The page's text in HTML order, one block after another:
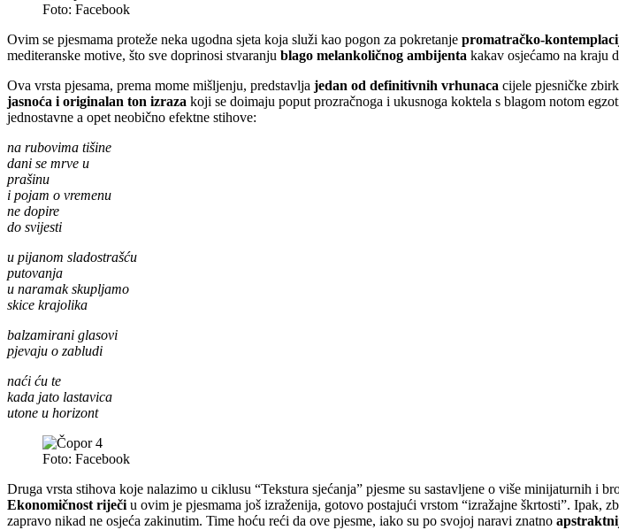
Foto: Facebook
Ovim se pjesmama proteže neka ugodna sjeta koja služi kao pogon za pokretanje promatračko-
mediteranske motive, što sve doprinosi stvaranju blago melankoličnog ambijenta kakav osjećamo na kraju
Ova vrsta pjesama, prema mome mišljenju, predstavlja jedan od definitivnih vrhunaca cijele pjesničke
jasnoća i originalan ton izraza koji se doimaju poput prozračnoga i ukusnoga koktela s blagom notom
jednostavne a opet neobično efektne stihove:
na rubovima tišine
dani se mrve u
prašinu
i pojam o vremenu
ne dopire
do svijesti
u pijanom sladostrašću
putovanja
u naramak skupljamo
skice krajolika
balzamirani glasovi
pjevaju o zabludi
naći ću te
kada jato lastavica
utone u horizont
Foto: Facebook
Druga vrsta stihova koje nalazimo u ciklusu “Tekstura sjećanja” pjesme su sastavljene o više minijaturnih i
Ekonomičnost riječi u ovim je pjesmama još izraženija, gotovo postajući vrstom “izražajne škrtosti”. Ipak,
zapravo nikad ne osjeća zakinutim. Time hoću reći da ove pjesme, iako su po svojoj naravi znatno